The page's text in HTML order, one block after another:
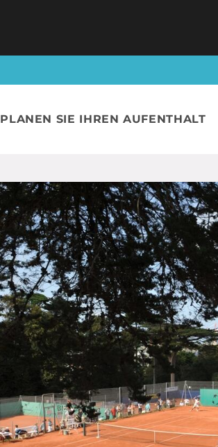
PLANEN SIE IHREN AUFENTHALT